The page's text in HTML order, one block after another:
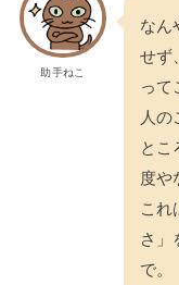
助手ねこ
なん
せず
って
人の
とこ
度や
これ
さ」
で。